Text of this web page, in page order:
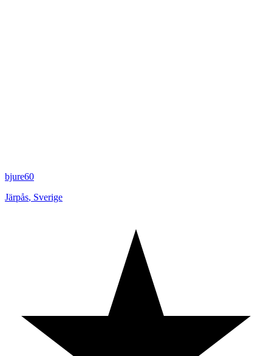
bjure60
Järpås, Sverige